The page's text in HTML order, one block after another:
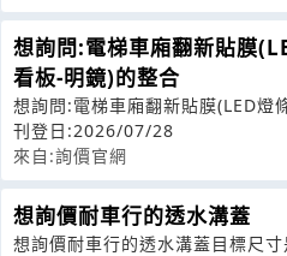
想詢問:電梯車廂翻新貼膜
看板-明鏡)的整合
想詢問:電梯車廂翻新貼膜(LED燈
鏡)的整合及預算
刊登日:2026/07/28
來自:詢價官網
想詢價耐車行的透水溝蓋
想詢價耐車行的透水溝蓋目標尺寸